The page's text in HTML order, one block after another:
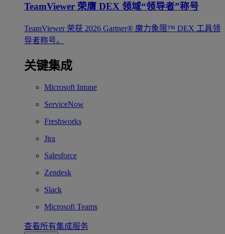
TeamViewer 荣膺 DEX 领域“领导者”称号
TeamViewer 荣获 2026 Gartner® 魔力象限™ DEX 工具领
导者称号。
关键集成
Microsoft Intune
ServiceNow
Freshworks
Jira
Salesforce
Zendesk
Slack
Microsoft Teams
查看所有集成服务